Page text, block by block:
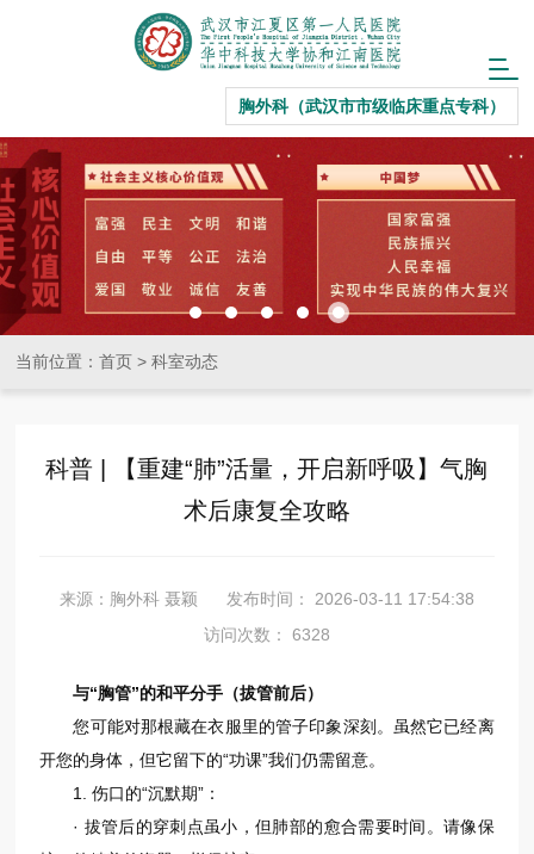
胸外科（武汉市市级临床重点专科）
当前位置：首页 >科室动态
科普 | 【重建“肺”活量，开启新呼吸】气胸
术后康复全攻略
来源：胸外科 聂颖
发布时间： 2026-03-11 17:54:38
访问次数： 6328
与“胸管”的和平分手（拔管前后）
您可能对那根藏在衣服里的管子印象深刻。虽然它已经离
开您的身体，但它留下的“功课”我们仍需留意。
1. 伤口的“沉默期”：
· 拔管后的穿刺点虽小，但肺部的愈合需要时间。请像保